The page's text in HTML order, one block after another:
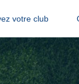
votre club